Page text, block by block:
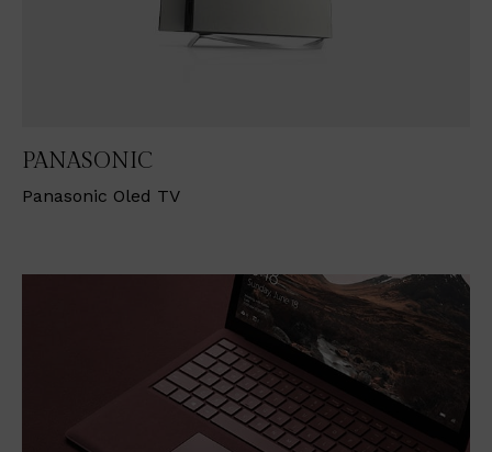
PANASONIC
Panasonic Oled TV